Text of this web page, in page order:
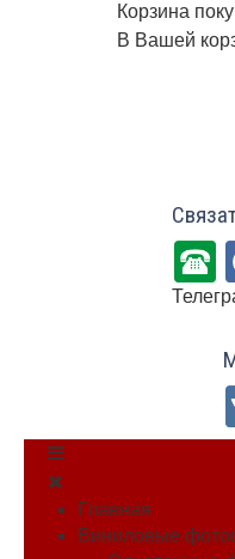
Корзина
В Вашей
Главная
Виниловые